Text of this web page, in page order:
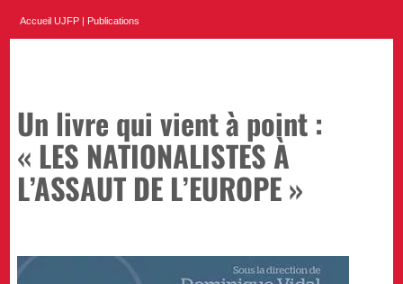
Accueil UJFP Publications
Un livre qui vient à point :
« LES NATIONALISTES À
L’ASSAUT DE L’EUROPE »